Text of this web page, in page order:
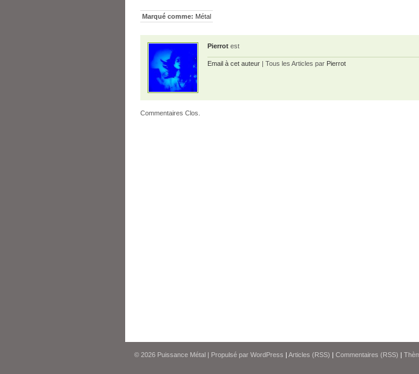
Marqué comme: Métal
Pierrot est
Email à cet auteur | Tous les Articles par Pierrot
Commentaires Clos.
© 2026 Puissance Métal | Propulsé par WordPress | Articles (RSS) | Commentaires (RSS) |